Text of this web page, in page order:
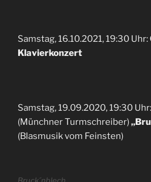
Samstag, 16.10.2021, 19:30 Uhr:
Klavierkonzert
Samstag, 19.09.2020, 19:30 Uhr:
(Münchner Turmschreiber)
(Blasmusik vom Feinsten)